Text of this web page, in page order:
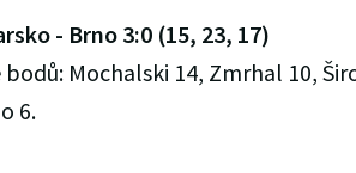
- Brno 3:0 (15, 23, 17)
bodů: Mochalski 14, Zmrhal 10,
6.